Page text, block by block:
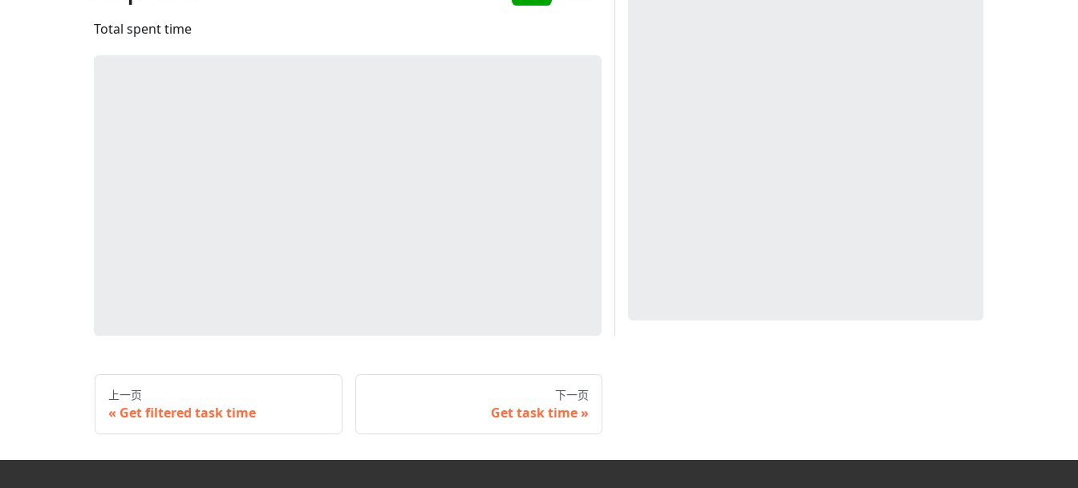
Total spent time
上一页
Get filtered task time
下一页
Get task time